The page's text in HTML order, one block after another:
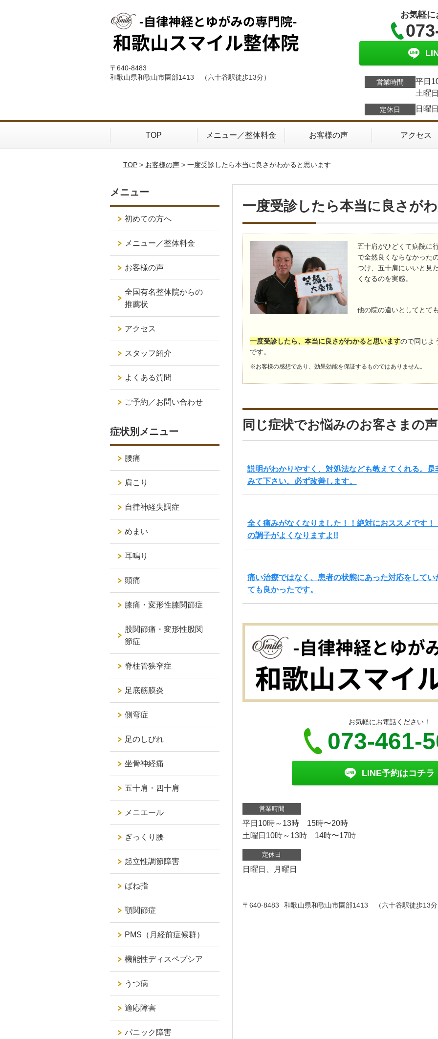
〒640-8483
和歌山県和歌山市園部1413 （六十谷駅徒歩13分）
お気軽
営業時間
平日
土曜
定休日 日曜
TOP メニュー／整体料金 お客様の声 アクセス
TOP> お客様の声> 一度受診したら本当に良さがわかると思います
一度受診したら本当に良さが
五十肩がひどくて病院に
で全然良くならなかった
つけ、五十肩にいいと見
くなるのを実感。
他の院の違いとしてとて
一度受診したら、本当に良さがわかると思いますので同じよ
です。
※お客様の感想であり、効果効能を保証するものではありません。
同じ症状でお悩みのお客さまの声
説明がわかりやすく、対処法なども教えてくれる。是
みて下さい。必ず改善します。
全く痛みがなくなりました！！絶対におススメです！
の調子がよくなりますよ!!
痛い治療ではなく、患者の状態にあった対応をしてい
ても良かったです。
お気軽にお電話ください！
073-461-
LINE予約はコチラ
営業時間
平日10時～13時 15時〜20時
土曜日10時～13時 14時〜17時
定休日
日曜日、月曜日
〒640-8483 和歌山県和歌山市園部1413 （六十谷駅徒歩13
メニュー
初めての方へ
メニュー／整体料金
お客様の声
全国有名整体院からの
推薦状
アクセス
スタッフ紹介
よくある質問
ご予約／お問い合わせ
症状別メニュー
腰痛
肩こり
自律神経失調症
めまい
耳鳴り
頭痛
膝痛・変形性膝関節症
股関節痛・変形性股関
節症
脊柱管狭窄症
足底筋膜炎
側弯症
足のしびれ
坐骨神経痛
五十肩・四十肩
メニエール
ぎっくり腰
起立性調節障害
ばね指
顎関節症
PMS（月経前症候群）
機能性ディスペプシア
うつ病
適応障害
パニック障害